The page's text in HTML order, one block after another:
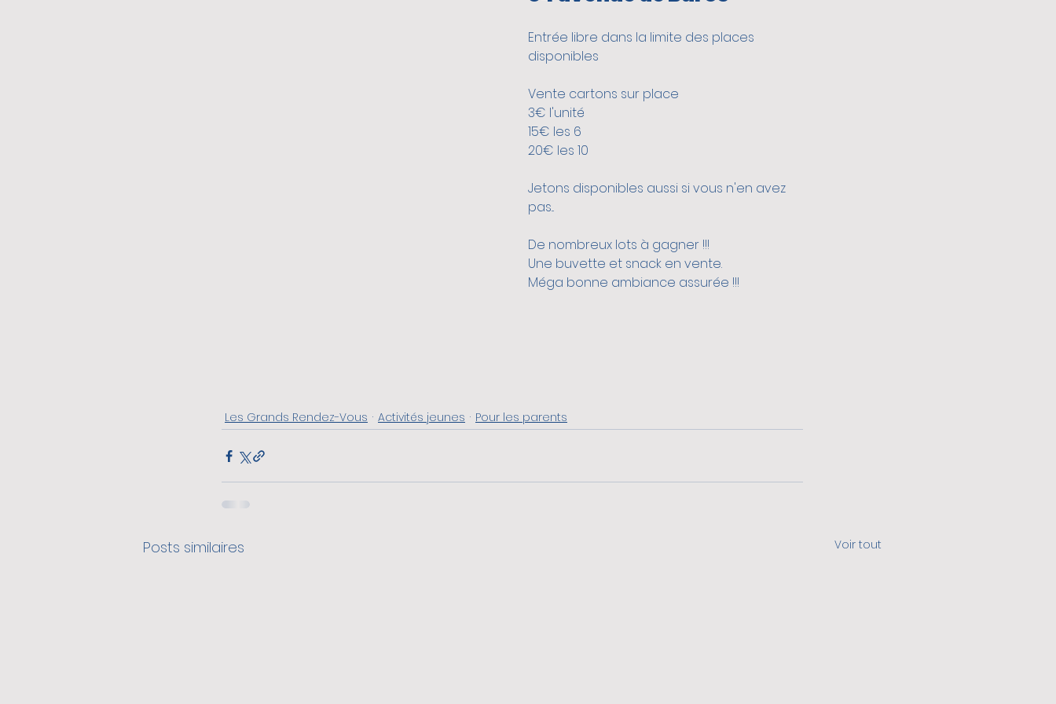
EPISOLEntrée libre dans la limite des places
disponibles
Vente cartons sur place
3€ l'unité
15€ les 6
20€ les 10
Jetons disponibles aussi si vous n'en avez
pas...
De nombreux lots à gagner !!!
Une buvette et snack en vente.
Méga bonne ambiance assurée !!!
Les Grands Rendez-Vous Activités jeunes Pour les parents
Posts similaires Voir tout